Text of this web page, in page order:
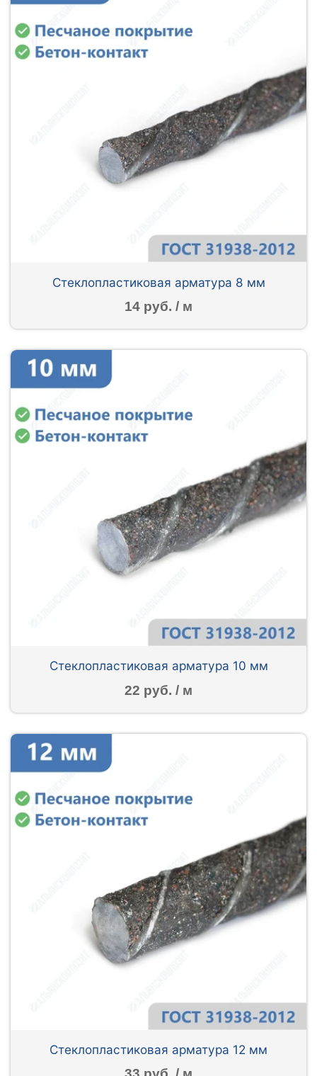
Стеклопластиковая арматура 8 мм
14 руб. / м
Стеклопластиковая арматура 10 мм
22 руб. / м
Стеклопластиковая арматура 12 мм